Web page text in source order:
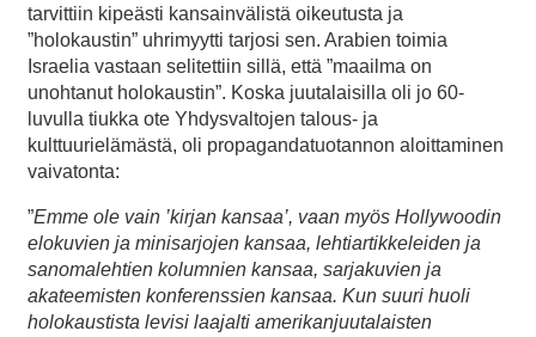
tarvittiin kipeästi kansainvälistä oikeutusta ja
”holokaustin” uhrimyytti tarjosi sen. Arabien toimia
Israelia vastaan selitettiin sillä, että ”maailma on
unohtanut holokaustin”. Koska juutalaisilla oli jo 60-
luvulla tiukka ote Yhdysvaltojen talous- ja
kulttuurielämästä, oli propagandatuotannon aloittaminen
vaivatonta:
”Emme ole vain ’kirjan kansaa’, vaan myös Hollywoodin
elokuvien ja minisarjojen kansaa, lehtiartikkeleiden ja
sanomalehtien kolumnien kansaa, sarjakuvien ja
akateemisten konferenssien kansaa. Kun suuri huoli
holokaustista levisi laajalti amerikanjuutalaisten